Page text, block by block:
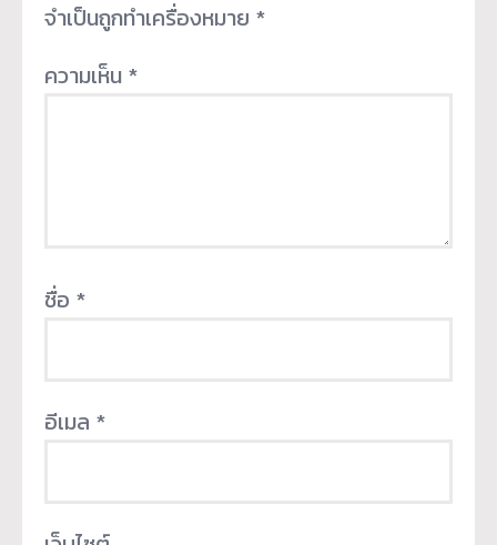
จำเป็นถูกทำเครื่องหมาย *
ความเห็น *
ชื่อ *
อีเมล *